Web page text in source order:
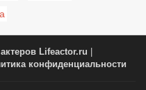
Lifeactor.ru
конфиденциальности